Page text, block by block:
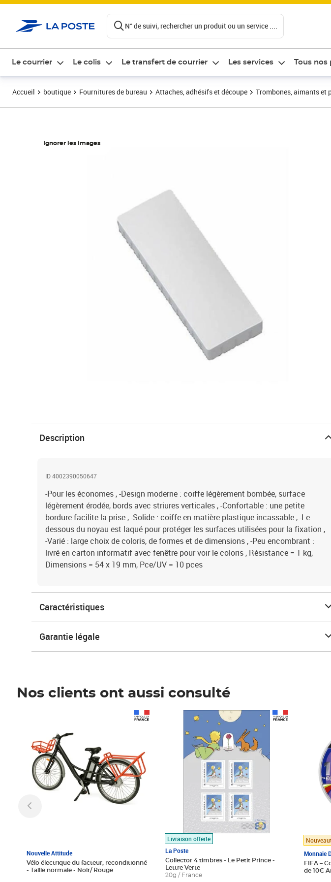
N° de suivi, rechercher un produit ou un service ....
Le courrier Le colis Le transfert de courrier Les services Tous nos
Accueil boutique Fournitures de bureau Attaches, adhésifs et découpe Trombones, aimants et
Ignorer les images
Description
ID 4002390050647
-Pour les économes , -Design moderne : coiffe légèrement bombée, surface
légèrement érodée, bords avec striures verticales , -Confortable : une petite
bordure facilite la prise , -Solide : coiffe en matière plastique incassable , -Le
dessous du noyau est laqué pour protéger les surfaces utilisées pour la fixation ,
-Varié : large choix de coloris, de formes et de dimensions , -Peu encombrant :
livré en carton informatif avec fenêtre pour voir le coloris , Résistance = 1 kg,
Dimensions = 54 x 19 mm, Pce/UV = 10 pces
Caractéristiques
Garantie légale
Nos clients ont aussi consulté
Nouvelle Attitude
Vélo électrique du facteur, reconditionné
- Taille normale - Noir/ Rouge
Livraison offerte
La Poste
Collector 4 timbres - Le Petit Prince -
Lettre Verte
20g / France
Prix 7,50€
Monnaie
FIFA –
de 10€